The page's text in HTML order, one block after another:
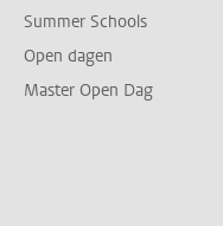
Summer Schools
Open dagen
Master Open Dag